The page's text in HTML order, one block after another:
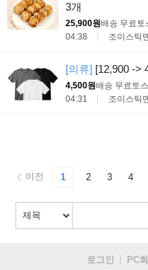
3개
25,900원배송 무료토
04:38
조이스틱
[의류] [12,900 ->
4,500원배송 무료토
04:31
조이스틱
이전 1 2 3 4
로그인 PC